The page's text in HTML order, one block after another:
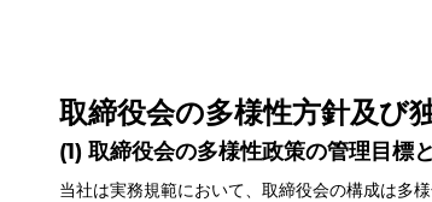
取締役会の多様性方針及び
(1) 取締役会の多様性政策の管理目標
当社は実務規範において、取締役会の構成は多